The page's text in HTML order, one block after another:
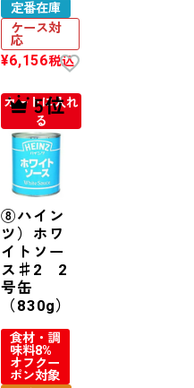
定番在庫
ケース対
応
¥6,156税込
カートに入れ
る
⑧ハイン
ツ）ホワ
イトソー
ス♯2 2
号缶
（830g）
食材・調
味料8%
オフクー
ポン対象